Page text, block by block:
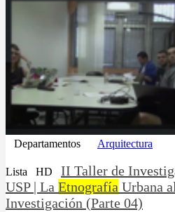
Departamentos Arquitectura
Lista HD
II Taller de
USP | La Etnografía Urbana
Investigación (Parte 04)